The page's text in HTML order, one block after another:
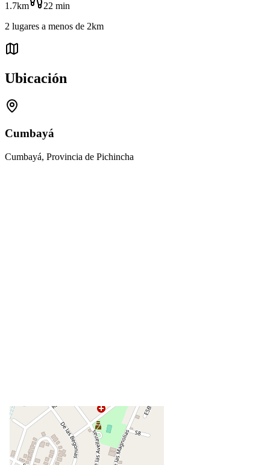
1.7km 22 min
2 lugares a menos de 2km
Ubicación
Cumbayá
Cumbayá, Provincia de Pichincha